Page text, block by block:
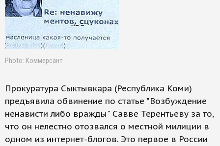
Photo: Коммерсант
Прокуратура Сыктывкара (Республика Коми)
предъявила обвинение по статье "Возбуждение
ненависти либо вражды" Савве Терентьеву за то,
что он нелестно отозвался о местной милиции в
одном из интернет-блогов. Это первое в России